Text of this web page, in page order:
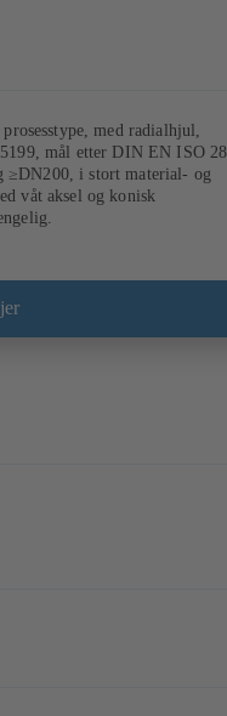
med radialhjul,
mål etter DIN EN ISO
≥DN200, i stort material- og
våt aksel og konisk